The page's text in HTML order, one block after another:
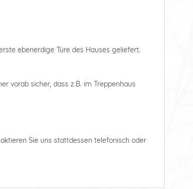
ebenerdige Türe des Hauses geliefert.
vorab sicher, dass z.B. im Treppenhaus
Sie uns stattdessen telefonisch oder